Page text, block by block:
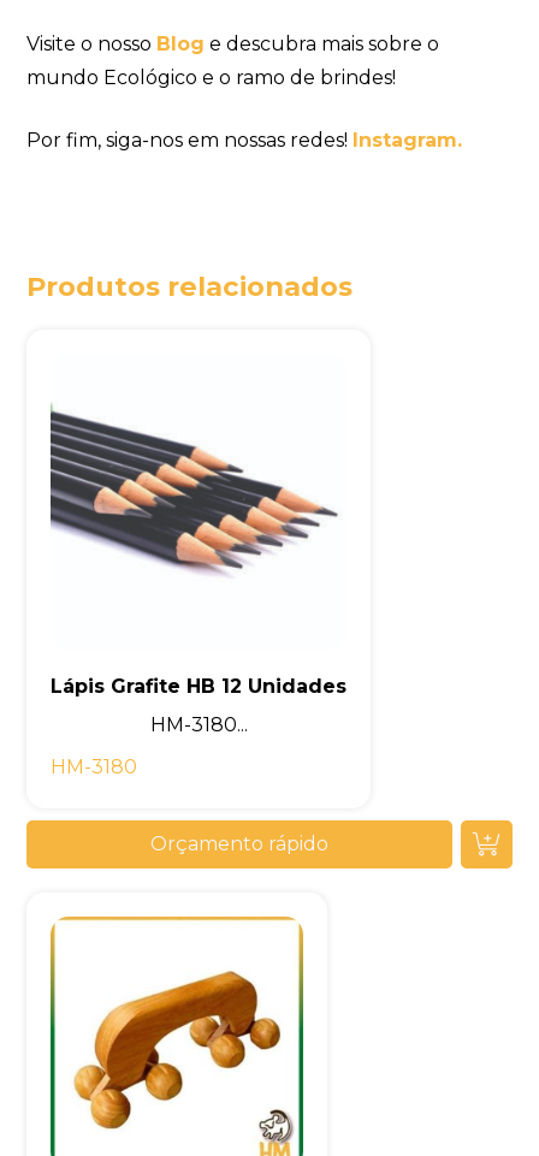
Visite o nosso Blog e descubra mais sobre o
mundo Ecológico e o ramo de brindes!
Por fim, siga-nos em nossas redes! Instagram.
Produtos relacionados
Lápis Grafite HB 12 Unidades
HM-3180...
HM-3180
Orçamento rápido